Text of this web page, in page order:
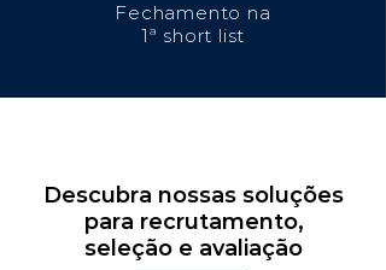
Fechamento na
1ª short list
Descubra nossas soluções
para recrutamento,
seleção e avaliação